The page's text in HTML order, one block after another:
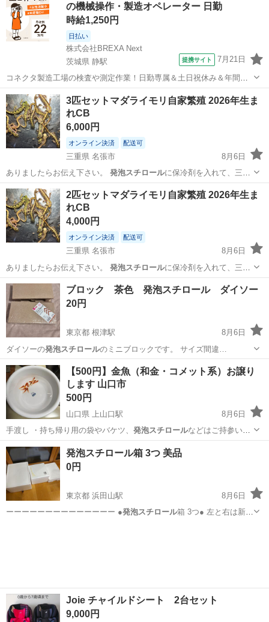
の機械操作・製造オペレーター 日勤
時給1,250円
日払い
株式会社BREXA Next
茨城県 静駅
提携サイト 7月21日
コネクタ製造工場の検査や測定作業！日勤専属＆土日祝休み＆年間休
日128日★クリーンルーム内作業★マイカー通勤OK＆無料駐車場あり
★就業先食堂利用可！日払い制度あり！《茨城県常陸大宮市》 人気の
工場のお仕事 ◇コネクタ製造工...
茨城 常陸大宮市 静駅 その他
3匹セットマダライモリ自家繁殖 2026年生ま
れCB
6,000円
オンライン決済 配送可
三重県 名張市
8月6日
ありましたらお伝え下さい。 発泡スチロールに保冷剤を入れて、三重
県よりゆうパ…
三重 名張市 その他 マダライモリ
2匹セットマダライモリ自家繁殖 2026年生ま
れCB
4,000円
オンライン決済 配送可
三重県 名張市
8月6日
ありましたらお伝え下さい。 発泡スチロールに保冷剤を入れて、三重
県よりゆうパ…
三重 名張市 その他 マダライモリ
ブロック 茶色 発泡スチロール ダイソー
20円
東京都 根津駅
8月6日
ダイソーの発泡スチロール のミニブロックです。 サイズ間違…
東京 台東区 根津駅 その他
【500円】金魚（和金・コメット系）お譲り
します 山口市
500円
山口県 上山口駅
8月6日
手渡し ・持ち帰り用の袋やバケツ、 発泡スチロールなどはご持参いた
だけると助かります…
山口 山口市 上山口駅 その他
発泡スチロール箱 3つ 美品
0円
東京都 浜田山駅
8月6日
ーーーーーーーーーーーーーー ●発泡スチロール箱 3つ● 左と右は新品
Joie チャイルドシート 2台セット
9,000円